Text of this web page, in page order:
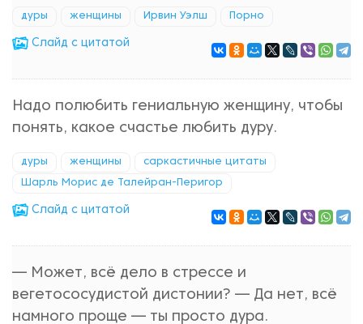
дуры женщины Ирвин Уэлш Порно
Cлайд с цитатой
Надо полюбить гениальную женщину, чтобы
понять, какое счастье любить дуру.
дуры женщины саркастичные цитаты
Шарль Морис де Талейран-Перигор
Cлайд с цитатой
— Может, всё дело в стрессе и
вегетососудистой дистонии? — Да нет, всё
намного проще — ты просто дура.